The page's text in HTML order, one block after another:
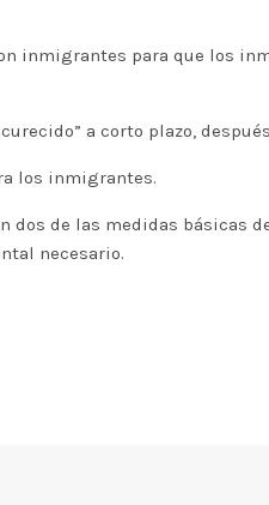
inmigrantes para que los
a corto plazo,
los inmigrantes.
dos de las medidas básicas
necesario.